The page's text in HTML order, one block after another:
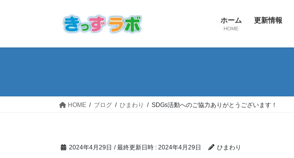
ホーム
HOME
更新情報
HOME ブログ ひまわり SDGs活動へのご協力ありがとうございます！
2024年4月29日 / 最終更新日時 : 2024年4月29日 ひまわり